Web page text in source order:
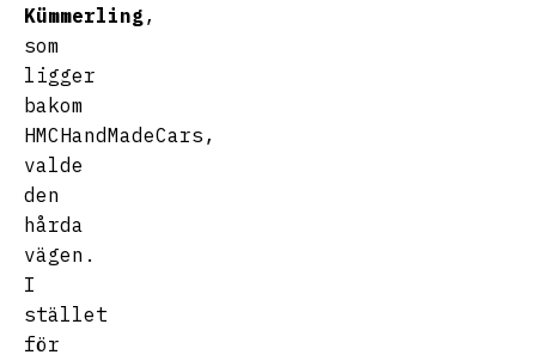
Kümmerling,
som
ligger
bakom
HMCHandMadeCars,
valde
den
hårda
vägen.
I
stället
för